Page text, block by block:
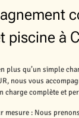
piscine à
plus qu’un simple
nous vous
charge complète et
mesure : Nous